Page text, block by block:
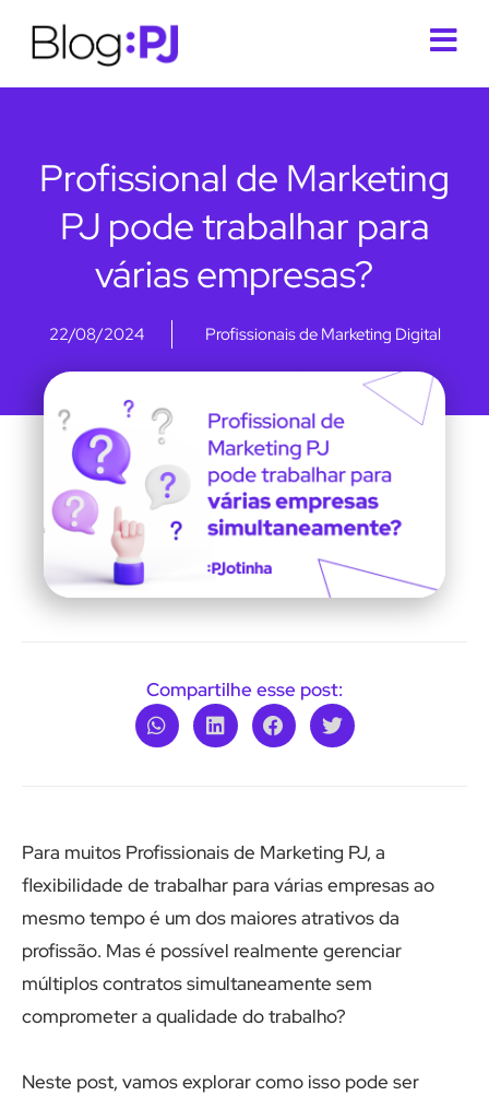
Profissional de Marketing
PJ pode trabalhar para
várias empresas?
22/08/2024 Profissionais de Marketing Digital
Compartilhe esse post:
Para muitos Profissionais de Marketing PJ, a
flexibilidade de trabalhar para várias empresas ao
mesmo tempo é um dos maiores atrativos da
profissão. Mas é possível realmente gerenciar
múltiplos contratos simultaneamente sem
comprometer a qualidade do trabalho?
Neste post, vamos explorar como isso pode ser